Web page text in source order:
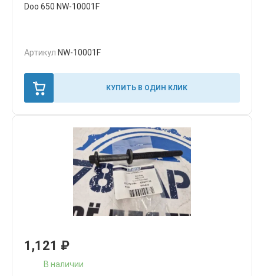
Doo 650 NW-10001F
Артикул NW-10001F
КУПИТЬ В ОДИН КЛИК
1,121 ₽
В наличии